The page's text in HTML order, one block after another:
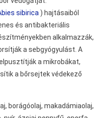
sibirica ) hajtásaiból
és antibakteriális
alkalmazzák,
a sebgyógyulást. A
a mikrobákat,
a bőrsejtek védekező
borágóolaj, makadámiaolaj,